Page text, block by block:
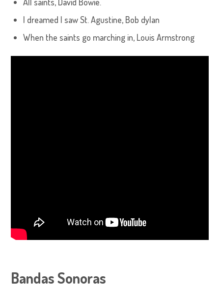
I dreamed I saw St. Agustine, Bob dylan
When the saints go marching in, Louis Armstrong
Bandas Sonoras